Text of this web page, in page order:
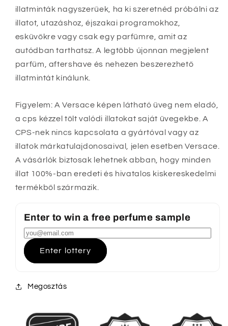
illatminták nagyszerűek, ha ki szeretnéd próbálni az
illatot, utazáshoz, éjszakai programokhoz,
esküvőkre vagy csak egy parfümre, amit az
autódban tarthatsz. A legtöbb újonnan megjelent
parfüm, aftershave és nehezen beszerezhető
illatmintát kínálunk.
Figyelem: A Versace képen látható üveg nem eladó,
a cps kézzel tölt valódi illatokat saját üvegekbe. A
CPS-nek nincs kapcsolata a gyártóval vagy az
illatok márkatulajdonosaival, jelen esetben Versace.
A vásárlók biztosak lehetnek abban, hogy minden
illat 100%-ban eredeti és hivatalos kiskereskedelmi
termékből származik.
Enter to win a free perfume sample
Enter lottery
Megosztás